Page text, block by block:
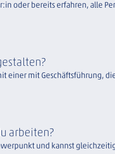
oder bereits erfahren, alle
einer mit Geschäftsführung,
arbeiten?
und kannst